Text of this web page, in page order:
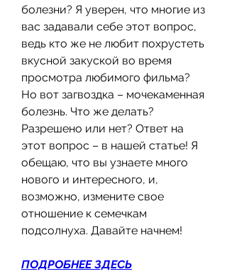
болезни? Я уверен, что многие из
вас задавали себе этот вопрос,
ведь кто же не любит похрустеть
вкусной закуской во время
просмотра любимого фильма?
Но вот загвоздка – мочекаменная
болезнь. Что же делать?
Разрешено или нет? Ответ на
этот вопрос – в нашей статье! Я
обещаю, что вы узнаете много
нового и интересного, и,
возможно, измените свое
отношение к семечкам
подсолнуха. Давайте начнем!
ПОДРОБНЕЕ ЗДЕСЬ